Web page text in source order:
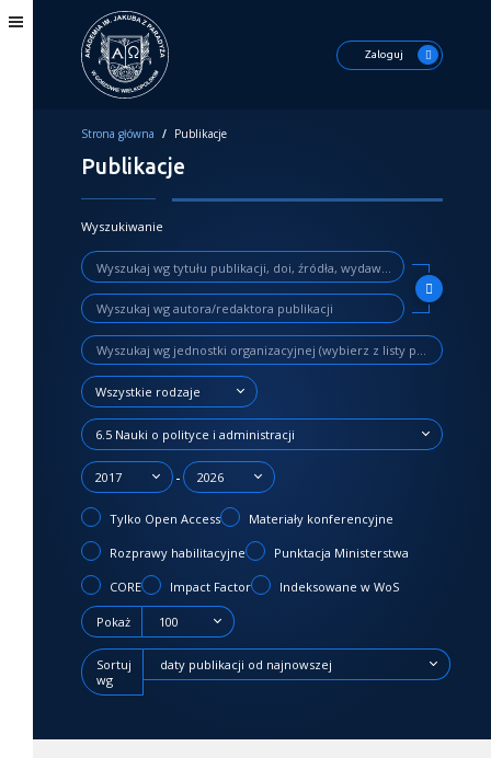
Zaloguj
Strona główna / Publikacje
Publikacje
Wyszukiwanie
Wszystkie rodzaje
6.5 Nauki o polityce i administracji
2017 - 2026
Tylko Open Access Materiały konferencyjne
Rozprawy habilitacyjne Punktacja Ministerstwa
CORE Impact Factor Indeksowane w WoS
Pokaż 100
Sortuj
wg
daty publikacji od najnowszej